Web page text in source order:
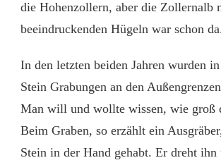
die Hohenzollern, aber die Zollernalb
beeindruckenden Hügeln war schon
In den letzten beiden Jahren wurden
Stein Grabungen an den
Man will und wollte wissen, wie groß
Beim Graben, so erzählt ein
Stein in der Hand gehabt. Er dreht